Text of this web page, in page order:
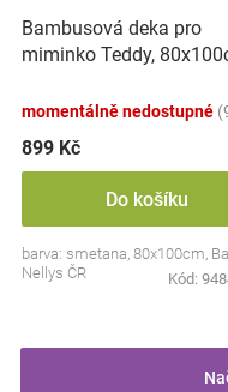
Bambusová deka pro
miminko Teddy,
momentálně nedostupné
899 Kč
Do košíku
barva: smetana, 80x100cm,
Nellys ČR
Kód: